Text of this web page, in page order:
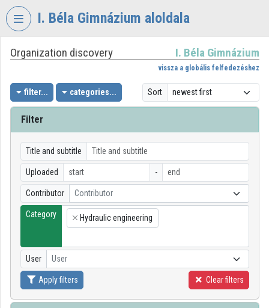
Skip header
I. Béla Gimnázium aloldala
VIDEOTORIUM
BÉLA
GIMNÁZIUM
Log In
Organization discovery
Categories
Organizations
Organization discovery I. Béla Gimnázium
vissza a globális felfedezéshez
filter... categories... Sort
Filter
Title and subtitle
Uploaded -
Contributor Contributor
Category
×
Hydraulic engineering
User User
Apply filters Clear filters